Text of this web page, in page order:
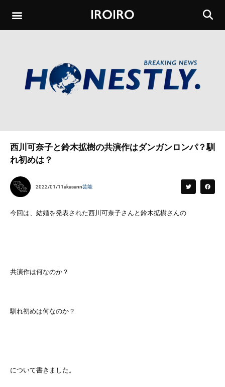
西川可奈子と鈴木拡樹の共演作はダンガンロンパ？馴
れ初めは？
2022/01/11akasann芸能
今回は、結婚を発表された西川可奈子さんと鈴木拡樹さんの
共演作は何なのか？
馴れ初めは何なのか？
について書きました。